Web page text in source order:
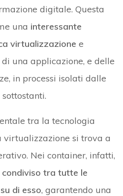
digitale. Questa
una interessante
virtualizzazione e
di una applicazione, e delle
in processi isolati dalle
tra la tecnologia
virtualizzazione si trova a
Nei container, infatti,
tra tutte le
di esso, garantendo una